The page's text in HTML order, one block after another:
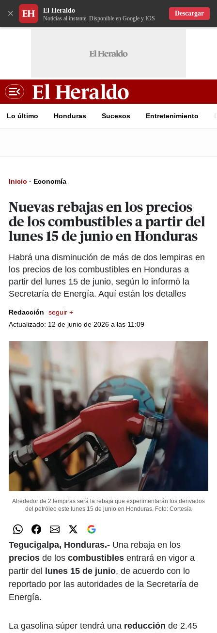
× El Heraldo
Noticias al instante. Disponible en Google y IOS
Descargar
Lo último Honduras Sucesos Entretenimiento
Inicio · Economía
Nuevas rebajas en los precios
de los combustibles a partir del
lunes 15 de junio en Honduras
Habrá una disminución de más de dos lempiras en
los precios de los combustibles en Honduras a
partir del lunes 15 de junio, según lo informó la
Secretaría de Energía. Aquí están los detalles
Redacción
seguir +
Actualizado: 12 de junio de 2026 a las 11:09
Alrededor de 2 lempiras será la rebaja que experimentarán los derivados
del petróleo este lunes 15 de junio en Honduras. Foto: Cortesía
Tegucigalpa, Honduras.- Una rebaja en los
precios de los combustibles entrará en vigor a
partir del lunes 15 de junio, de acuerdo con lo
reportado por las autoridades de la Secretaría de
Energía.
La gasolina súper tendrá una reducción de 2.45